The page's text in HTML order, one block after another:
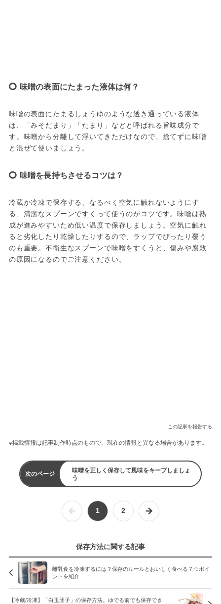
味噌の表面にたまった液体は何？
味噌の表面にたまるしょうゆのような透き通っている液体
は、「みそだまり」「たまり」などと呼ばれる旨味成分で
す。味噌から分離して浮いてきただけなので、捨てずに味噌
と混ぜて使いましょう。
味噌を長持ちさせるコツは？
冷蔵か冷凍で保存する、なるべく空気に触れないようにす
る、清潔なスプーンですくって使うのがコツです。味噌は熟
成が進みやすいため低い温度で保存しましょう。空気に触れ
ると劣化したり乾燥したりするので、ラップでぴったり覆う
のも重要。不衛生なスプーンで味噌をすくうと、傷みや腐敗
の原因になるのでご注意ください。
この記事を報告する
※掲載情報は記事制作時点のもので、現在の情報と異なる場合があります。
次のページ
味噌を正しく保存して風味をキープしましょ
う
1 2
保存方法に関する記事
離乳食を冷凍するには？保存のルールとおいしく食べる７つポイ
ントを紹介
【冷蔵/冷凍】「白玉団子」の保存方法。ゆでる前でも保存でき